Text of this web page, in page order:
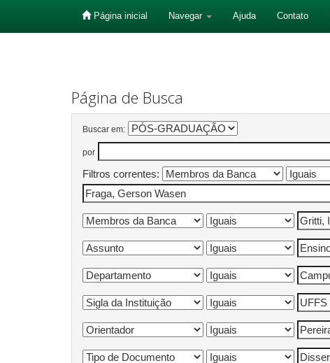
Página inicial Navegar Ajuda Contato
Página de Busca
Buscar em:
por
Filtros correntes: